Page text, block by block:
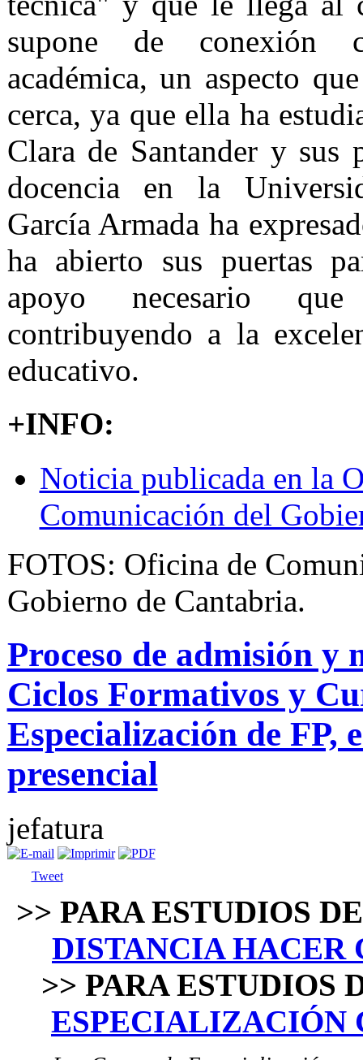
supone de conexión
académica, un aspecto
cerca, ya que ella ha
Clara de Santander y sus
docencia en la
García Armada ha
ha abierto sus puertas
apoyo necesario
contribuyendo a la
educativo.
+INFO:
Noticia publicada en la
Comunicación del
FOTOS: Oficina de
Gobierno de Cantabria.
Proceso de admisión y
Ciclos Formativos y
Especialización de FP,
presencial
jefatura
Tweet
˃˃ PARA ESTUDIOS
DISTANCIA HACER
˃˃ PARA ESTUDIOS
ESPECIALIZACIÓN